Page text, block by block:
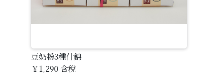
豆奶粉3種什錦
￥1,290 含稅